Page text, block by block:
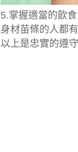
5.掌握適當的飲
身材苗條的人都
以上是忠實的遵